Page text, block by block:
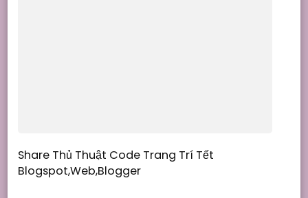
Share Thủ Thuật Code Trang Trí Tết
Blogspot,Web,Blogger